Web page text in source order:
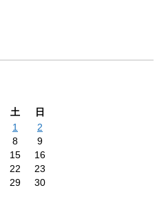
土
日
1
2
8
9
15
16
22
23
29
30